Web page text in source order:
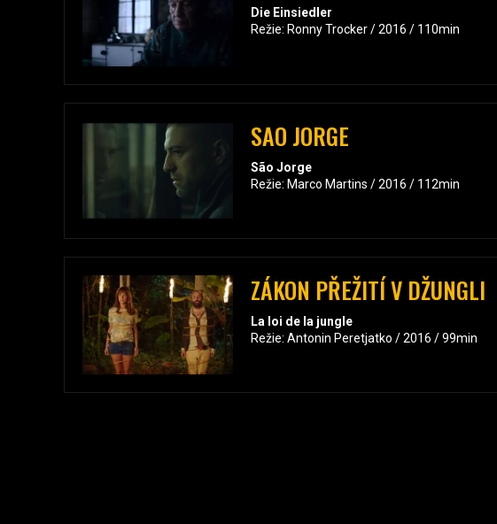
Die Einsiedler
Režie: Ronny Trocker / 2016 / 110min
SAO JORGE
São Jorge
Režie: Marco Martins / 2016 / 112min
ZÁKON PŘEŽITÍ V DŽUNGLI
La loi de la jungle
Režie: Antonin Peretjatko / 2016 / 99min